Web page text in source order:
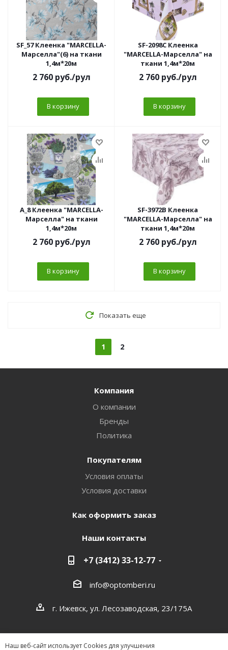
SF_57 Клеенка "MARCELLA-
Марселла"(6) на ткани
1,4м*20м
2 760руб./рул
В корзину
SF-2098C Клеенка
"MARCELLA-Марселла" на
ткани 1,4м*20м
2 760руб./рул
В корзину
A_8 Клеенка "MARCELLA-
Марселла" на ткани
1,4м*20м
2 760руб./рул
В корзину
SF-3972B Клеенка
"MARCELLA-Марселла" на
ткани 1,4м*20м
2 760руб./рул
В корзину
Показать еще
1 2
Наш веб-сайт использует Cookies для улучшения
Компания
О компании
Бренды
Политика
Покупателям
Условия оплаты
Условия доставки
Как оформить заказ
Наши контакты
+7 (3412) 33-12-77
info@optomberi.ru
г. Ижевск, ул. Лесозаводская, 23/175А